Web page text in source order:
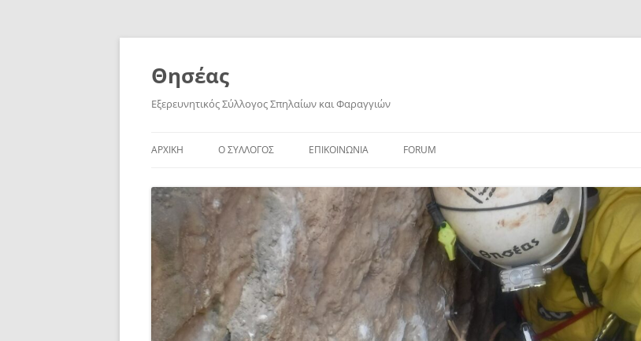
Skip
Θησέας
Εξερευνητικός Σύλλογος Σπηλαίων και Φαραγγιών
ΑΡΧΙΚΗ Ο ΣΥΛΛΟΓΟΣ ΕΠΙΚΟΙΝΩΝΙΑ FORUM